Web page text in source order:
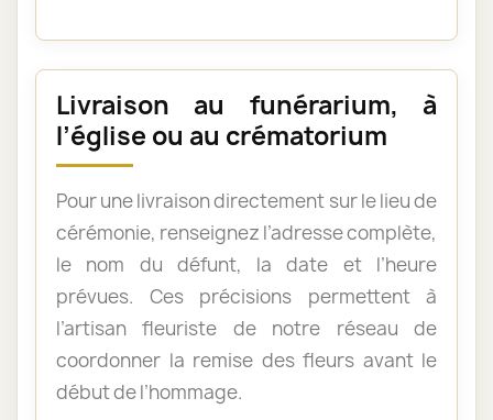
Livraison au funérarium, à
l’église ou au crématorium
Pour une livraison directement sur le lieu de
cérémonie, renseignez l’adresse complète,
le nom du défunt, la date et l’heure
prévues. Ces précisions permettent à
l’artisan fleuriste de notre réseau de
coordonner la remise des fleurs avant le
début de l’hommage.